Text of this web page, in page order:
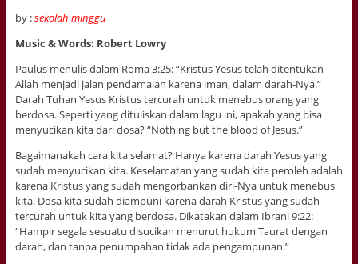
by :sekolah minggu
Music & Words: Robert Lowry
Paulus menulis dalam Roma 3:25: “Kristus Yesus telah ditentukan
Allah menjadi jalan pendamaian karena iman, dalam darah-Nya.”
Darah Tuhan Yesus Kristus tercurah untuk menebus orang yang
berdosa. Seperti yang dituliskan dalam lagu ini, apakah yang bisa
menyucikan kita dari dosa? “Nothing but the blood of Jesus.”
Bagaimanakah cara kita selamat? Hanya karena darah Yesus yang
sudah menyucikan kita. Keselamatan yang sudah kita peroleh adalah
karena Kristus yang sudah mengorbankan diri-Nya untuk menebus
kita. Dosa kita sudah diampuni karena darah Kristus yang sudah
tercurah untuk kita yang berdosa. Dikatakan dalam Ibrani 9:22:
“Hampir segala sesuatu disucikan menurut hukum Taurat dengan
darah, dan tanpa penumpahan tidak ada pengampunan.”